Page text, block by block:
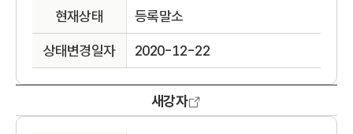
현재상태 등록말소
상태변경일자 2020-12-22
새강자